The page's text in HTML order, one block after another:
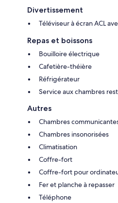
Divertissement
Téléviseur à écran ACL
Repas et boissons
Bouilloire électrique
Cafetière-théière
Réfrigérateur
Service aux chambres
Autres
Chambres
Chambres insonorisées
Climatisation
Coffre-fort
Coffre-fort pour
Fer et planche à repasser
Téléphone